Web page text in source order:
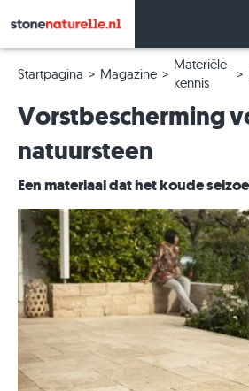
Startpagina Magazine
Materiële-
kennis
Vorstbescherming
natuursteen
Een materiaal dat het koude